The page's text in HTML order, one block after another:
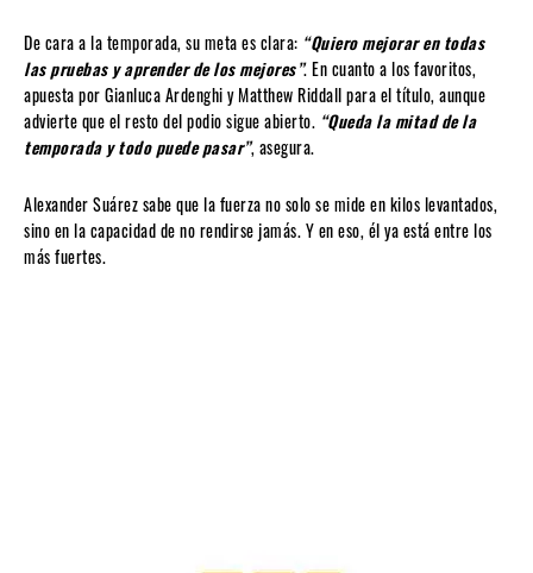
De cara a la temporada, su meta es clara: “Quiero mejorar en todas
las pruebas y aprender de los mejores”. En cuanto a los favoritos,
apuesta por Gianluca Ardenghi y Matthew Riddall para el título, aunque
advierte que el resto del podio sigue abierto. “Queda la mitad de la
temporada y todo puede pasar”, asegura.
Alexander Suárez sabe que la fuerza no solo se mide en kilos levantados,
sino en la capacidad de no rendirse jamás. Y en eso, él ya está entre los
más fuertes.